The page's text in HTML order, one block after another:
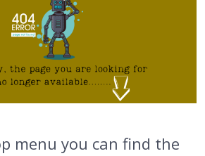
menu you can find the